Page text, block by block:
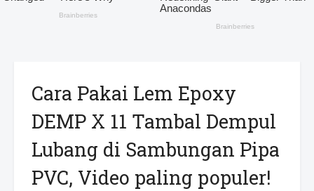
Cara Pakai Lem Epoxy
DEMP X 11 Tambal Dempul
Lubang di Sambungan Pipa
PVC, Video paling populer!